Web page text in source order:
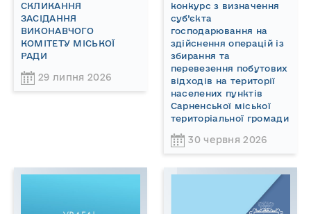
СКЛИКАННЯ
ЗАСІДАННЯ
ВИКОНАВЧОГО
КОМІТЕТУ МІСЬКОЇ
РАДИ
29 липня 2026
конкурс з визначення
суб’єкта
господарювання на
здійснення операцій із
збирання та
перевезення побутових
відходів на території
населених пунктів
Сарненської міської
територіальної громади
30 червня 2026